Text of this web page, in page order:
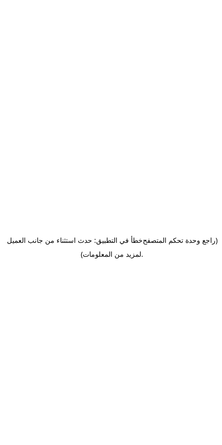
خطأ في التطبيق: حدث استثناء من جانب العميل(راجع وحدة تحكم المتصفح
لمزيد من المعلومات).